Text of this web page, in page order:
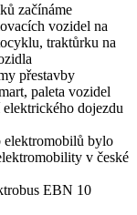
začínáme
vozidel na
traktůrku na
přestavby
paleta vozidel
dojezdu
elektromobilů bylo
v české
EBN 10